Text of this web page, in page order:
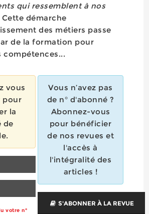
qui ressemblent à nos
Cette démarche
des métiers passe
de la formation pour
compétences...
vous
pour
la
de
votre n°
Vous n’avez pas
de n° d'abonné ?
Abonnez-vous
pour bénéficier
de nos revues et
l'accès à
l'intégralité des
articles !
S'ABONNER À LA REVUE